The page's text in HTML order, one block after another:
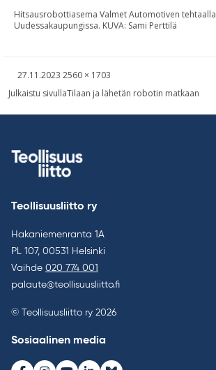
Hitsausrobottiasema Valmet Automotiven tehtaalla
Uudessakaupungissa. KUVA: Sami Perttilä
Kirjoitettu
27.11.2023 Täysikokoinen
2560 × 1703
Artikkelien
Julkaistu sivullaTilaan ja lähetän robotin matkaan
Teollisuusliitto ry
Hakaniemenranta 1A
PL 107, 00531 Helsinki
Vaihde 020 774 001
palaute@teollisuusliitto.fi
© Teollisuusliitto ry 2026
Sosiaalinen media